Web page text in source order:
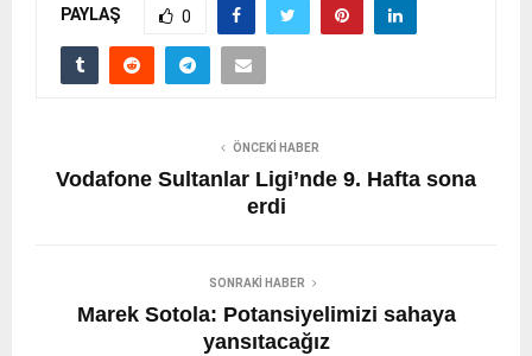
PAYLAŞ 0
ÖNCEKI HABER
Vodafone Sultanlar Ligi’nde 9. Hafta sona
erdi
SONRAKI HABER
Marek Sotola: Potansiyelimizi sahaya
yansıtacağız